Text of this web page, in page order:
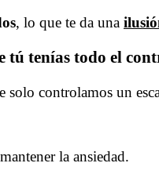
, lo que te da una
tenías todo el
solo controlamos un
la ansiedad.